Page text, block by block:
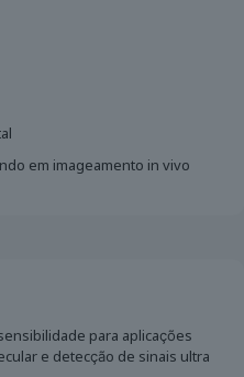
em imageamento in vivo
para aplicações
e detecção de sinais ultra